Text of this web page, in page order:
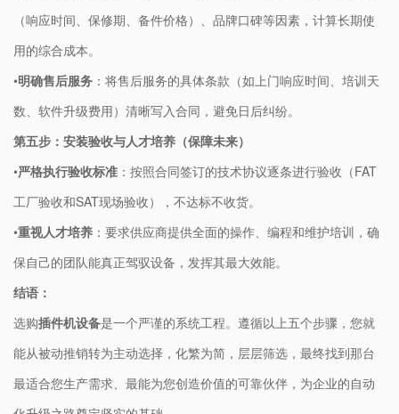
（响应时间、保修期、备件价格）、品牌口碑等因素，计算长期使
用的综合成本。
•​明确售后服务​ ​：将售后服务的具体条款（如上门响应时间、培训天
数、软件升级费用）清晰写入合同，避免日后纠纷。
​第五步：安装验收与人才培养（保障未来）​
•​严格执行验收标准​ ​：按照合同签订的技术协议逐条进行验收（FAT
工厂验收和SAT现场验收），不达标不收货。
•​重视人才培养​ ​：要求供应商提供全面的操作、编程和维护培训，确
保自己的团队能真正驾驭设备，发挥其最大效能。
​结语：​
选购​​插件机设备​​是一个严谨的系统工程。遵循以上五个步骤，您就
能从被动推销转为主动选择，化繁为简，层层筛选，最终找到那台
最适合您生产需求、最能为您创造价值的可靠伙伴，为企业的自动